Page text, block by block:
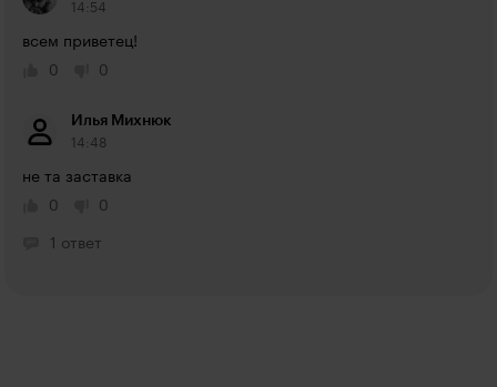
14:54
всем приветец!
0
0
Илья Михнюк
14:48
не та заставка
0
0
1 ответ